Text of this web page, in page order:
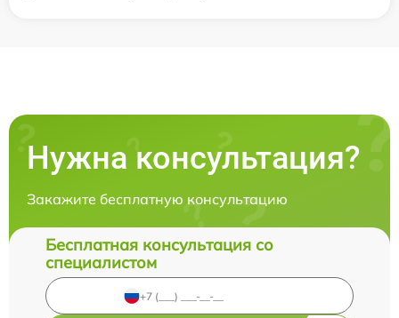
Нужна консультация?
Закажите бесплатную консультацию
Бесплатная консультация со
специалистом